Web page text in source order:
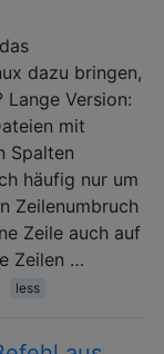
dazu bringen,
Lange Version:
mit
Spalten
häufig nur um
Zeilenumbruch
Zeile auch auf
Zeilen …
less